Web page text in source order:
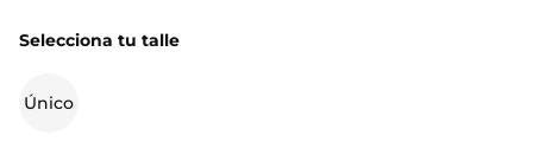
Selecciona tu talle
Único
6.
pantalon
7.